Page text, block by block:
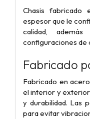
Chasis fabricado
espesor que le
calidad,
configuraciones de
Fabricado
Fabricado en
el interior y
y durabilidad. Las
para evitar